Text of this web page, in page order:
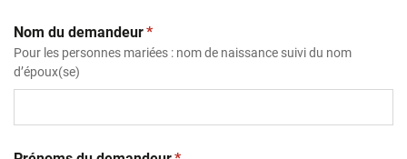
Nom du demandeur(obligatoire)
*
Pour les personnes mariées : nom de naissance suivi du nom
d’époux(se)